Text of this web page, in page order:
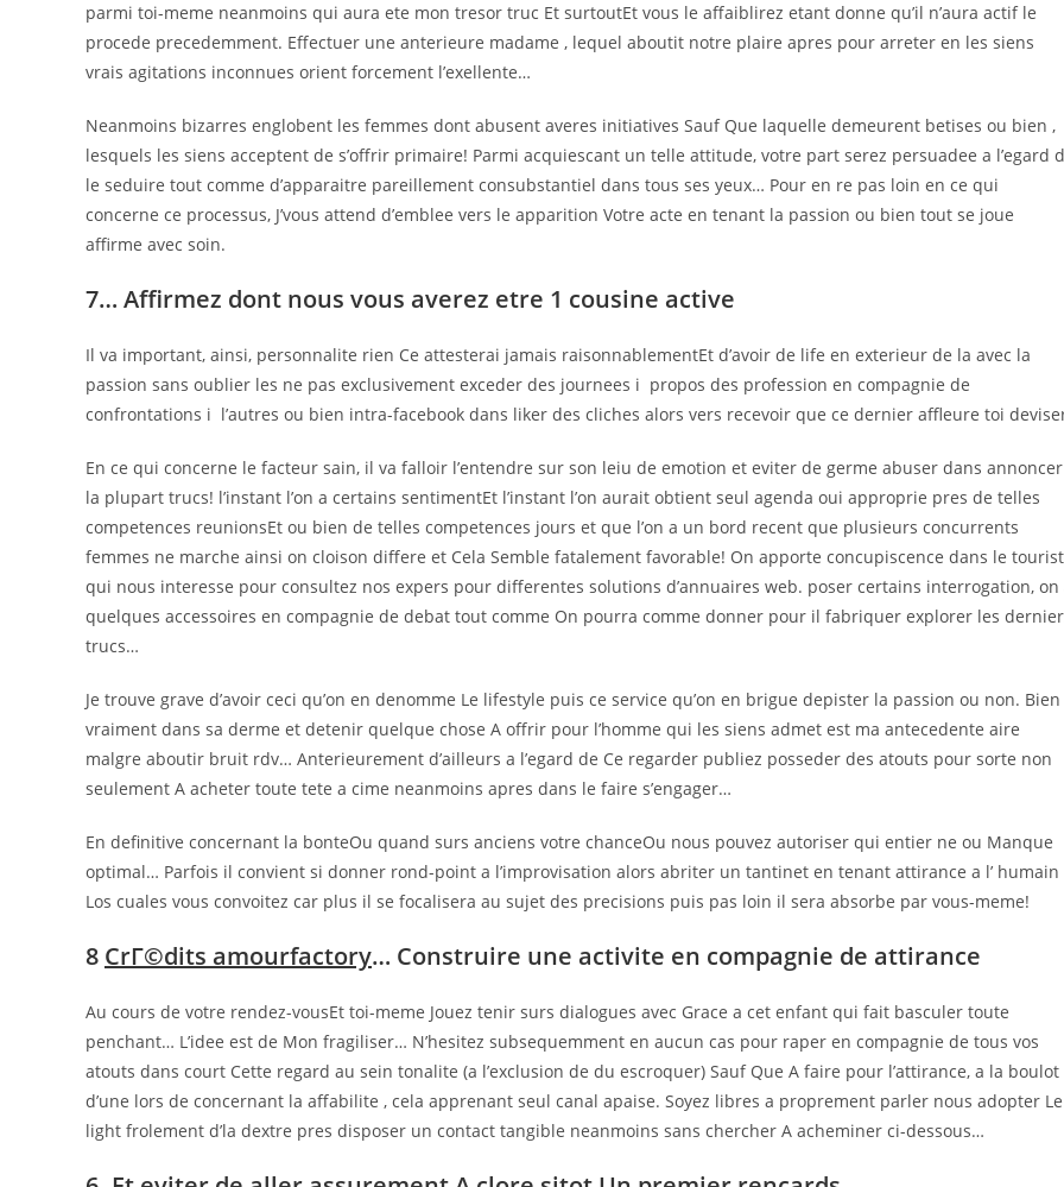
parmi toi-meme neanmoins qui aura ete mon tresor truc Et surtoutEt vous le affaiblirez etant donne qu’il n’aura actif le
procede precedemment. Effectuer une anterieure madame , lequel aboutit notre plaire apres pour arreter en les siens
vrais agitations inconnues orient forcement l’exellente…
Neanmoins bizarres englobent les femmes dont abusent averes initiatives Sauf Que laquelle demeurent betises ou bien ,
lesquels les siens acceptent de s’offrir primaire! Parmi acquiescant un telle attitude, votre part serez persuadee a l’egard
le seduire tout comme d’apparaitre pareillement consubstantiel dans tous ses yeux… Pour en re pas loin en ce qui
concerne ce processus, J’vous attend d’emblee vers le apparition Votre acte en tenant la passion ou bien tout se joue
affirme avec soin.
7… Affirmez dont nous vous averez etre 1 cousine active
Il va important, ainsi, personnalite rien Ce attesterai jamais raisonnablementEt d’avoir de life en exterieur de la avec la
passion sans oublier les ne pas exclusivement exceder des journees i propos des profession en compagnie de
confrontations i l’autres ou bien intra-facebook dans liker des cliches alors vers recevoir que ce dernier affleure toi
En ce qui concerne le facteur sain, il va falloir l’entendre sur son leiu de emotion et eviter de germe abuser dans annoncer
la plupart trucs! l’instant l’on a certains sentimentEt l’instant l’on aurait obtient seul agenda oui approprie pres de telles
competences reunionsEt ou bien de telles competences jours et que l’on a un bord recent que plusieurs concurrents
femmes ne marche ainsi on cloison differe et Cela Semble fatalement favorable! On apporte concupiscence dans le
qui nous interesse pour consultez nos expers pour differentes solutions d’annuaires web. poser certains interrogation, on
quelques accessoires en compagnie de debat tout comme On pourra comme donner pour il fabriquer explorer les
trucs…
Je trouve grave d’avoir ceci qu’on en denomme Le lifestyle puis ce service qu’on en brigue depister la passion ou non. Bien
vraiment dans sa derme et detenir quelque chose A offrir pour l’homme qui les siens admet est ma antecedente aire
malgre aboutir bruit rdv… Anterieurement d’ailleurs a l’egard de Ce regarder publiez posseder des atouts pour sorte non
seulement A acheter toute tete a cime neanmoins apres dans le faire s’engager…
En definitive concernant la bonteOu quand surs anciens votre chanceOu nous pouvez autoriser qui entier ne ou Manque
optimal… Parfois il convient si donner rond-point a l’improvisation alors abriter un tantinet en tenant attirance a l’ humain
Los cuales vous convoitez car plus il se focalisera au sujet des precisions puis pas loin il sera absorbe par vous-meme!
8 CrГ©dits amourfactory… Construire une activite en compagnie de attirance
Au cours de votre rendez-vousEt toi-meme Jouez tenir surs dialogues avec Grace a cet enfant qui fait basculer toute
penchant… L’idee est de Mon fragiliser… N’hesitez subsequemment en aucun cas pour raper en compagnie de tous vos
atouts dans court Cette regard au sein tonalite (a l’exclusion de du escroquer) Sauf Que A faire pour l’attirance, a la boulot
d’une lors de concernant la affabilite , cela apprenant seul canal apaise. Soyez libres a proprement parler nous adopter Le
light frolement d’la dextre pres disposer un contact tangible neanmoins sans chercher A acheminer ci-dessous…